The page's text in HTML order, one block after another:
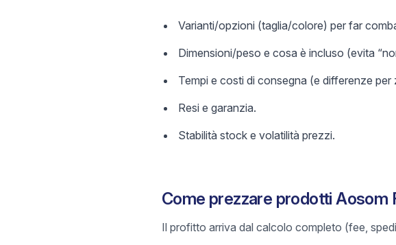
Varianti/opzioni (taglia/colore) per far
Dimensioni/peso e cosa è incluso (evita
Tempi e costi di consegna (e differenze per
Resi e garanzia.
Stabilità stock e volatilità prezzi.
Come prezzare prodotti Aosom
Il profitto arriva dal calcolo completo (fee,